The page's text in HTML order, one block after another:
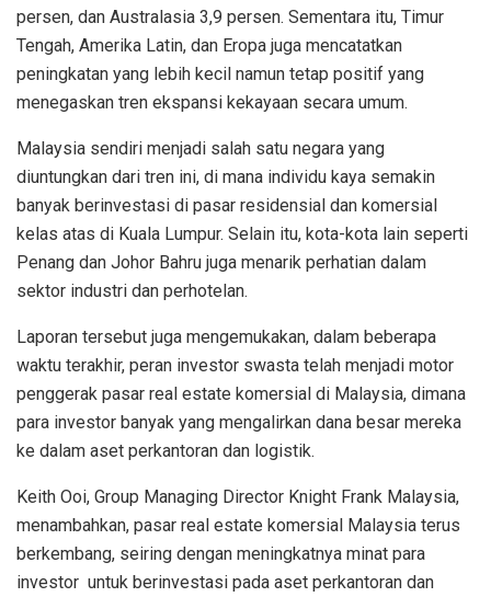
persen, dan Australasia 3,9 persen. Sementara itu, Timur
Tengah, Amerika Latin, dan Eropa juga mencatatkan
peningkatan yang lebih kecil namun tetap positif yang
menegaskan tren ekspansi kekayaan secara umum.
Malaysia sendiri menjadi salah satu negara yang
diuntungkan dari tren ini, di mana individu kaya semakin
banyak berinvestasi di pasar residensial dan komersial
kelas atas di Kuala Lumpur. Selain itu, kota-kota lain seperti
Penang dan Johor Bahru juga menarik perhatian dalam
sektor industri dan perhotelan.
Laporan tersebut juga mengemukakan, dalam beberapa
waktu terakhir, peran investor swasta telah menjadi motor
penggerak pasar real estate komersial di Malaysia, dimana
para investor banyak yang mengalirkan dana besar mereka
ke dalam aset perkantoran dan logistik.
Keith Ooi, Group Managing Director Knight Frank Malaysia,
menambahkan, pasar real estate komersial Malaysia terus
berkembang, seiring dengan meningkatnya minat para
investor untuk berinvestasi pada aset perkantoran dan